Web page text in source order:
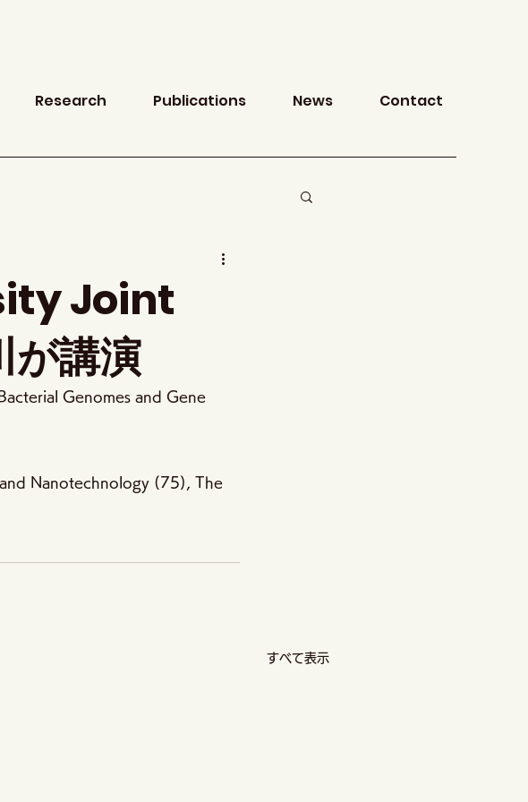
Research Publications News Contact
Joint
講演
Genomes and Gene
Nanotechnology (75), The
すべて表示